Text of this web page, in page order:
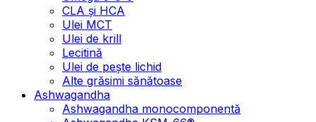
CLA şi HCA
Ulei MCT
Ulei de krill
Lecitină
Ulei de pește lichid
Alte grăsimi sănătoase
Ashwagandha
Ashwagandha monocomponentă